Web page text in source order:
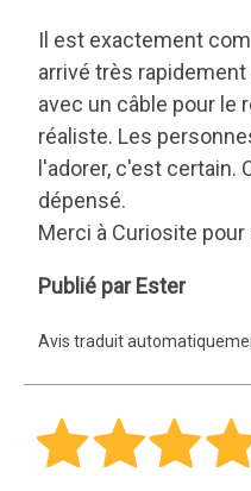
Il est exactement
arrivé très
avec un câble pour le
réaliste. Les
l'adorer, c'est certain.
dépensé.
Merci à Curiosite
Ester
Publié par Ester
Avis traduit